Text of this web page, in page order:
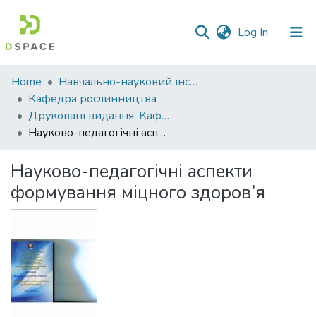
Log In (current)
Communities
&
Collections
All of DSpace
Statistics
Home
Навчально-науковий інститут агротехнологій, селекції та екології
Кафедра рослинництва
Друковані видання. Кафедра рослинництва
Науково-педагогічні аспекти формування міцного здоров’я
Науково-педагогічні аспекти
формування міцного здоров’я